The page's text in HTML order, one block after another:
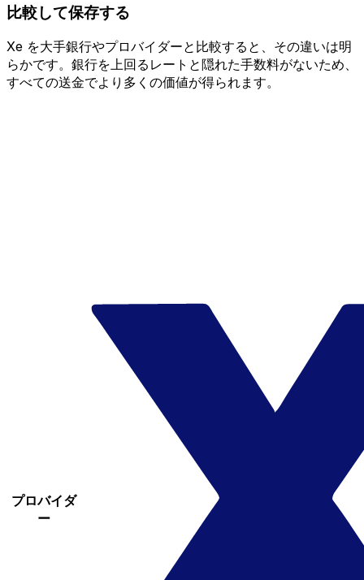
比較して保存する
Xe を大手銀行やプロバイダーと比較すると、その違いは明
らかです。銀行を上回るレートと隠れた手数料がないため、
すべての送金でより多くの価値が得られます。
プロバイダ
ー